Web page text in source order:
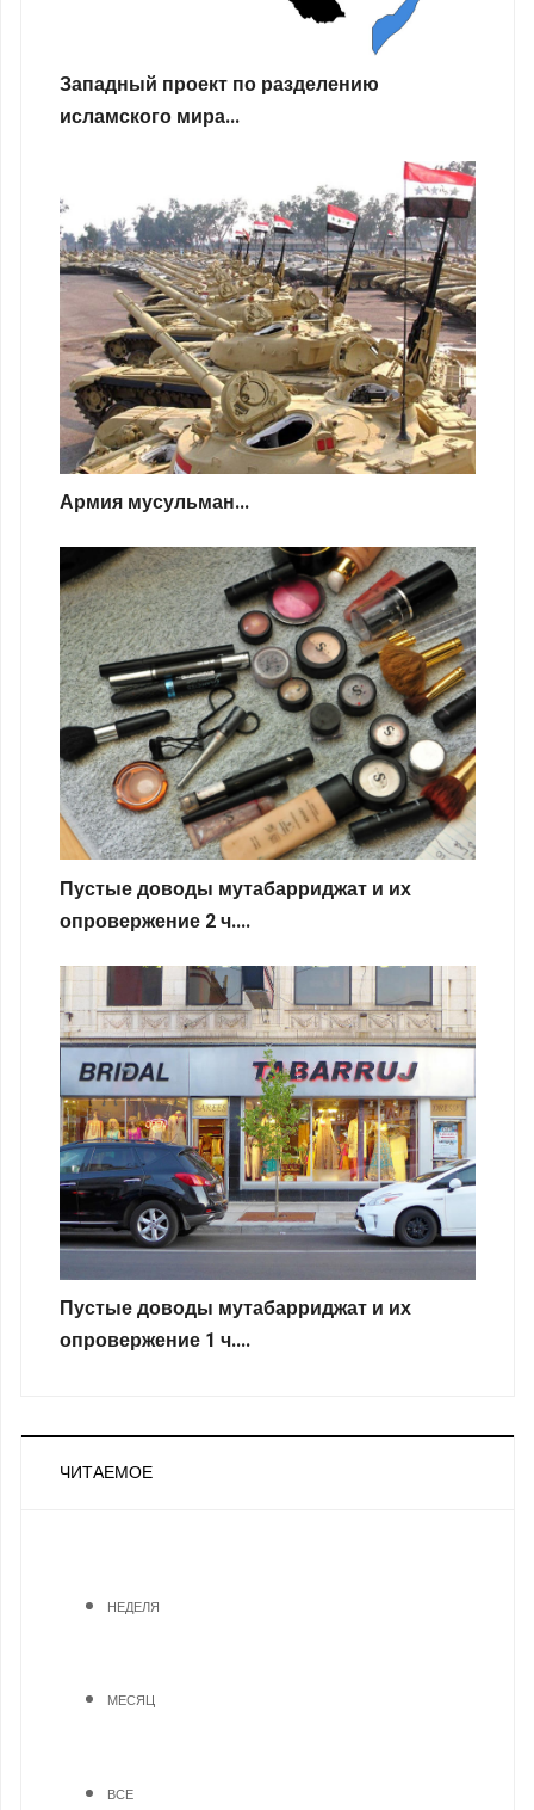
Западный проект по разделению
исламского мира...
Армия мусульман...
Пустые доводы мутабарриджат и их
опровержение 2 ч....
Пустые доводы мутабарриджат и их
опровержение 1 ч....
ЧИТАЕМОЕ
НЕДЕЛЯ
МЕСЯЦ
ВСЕ